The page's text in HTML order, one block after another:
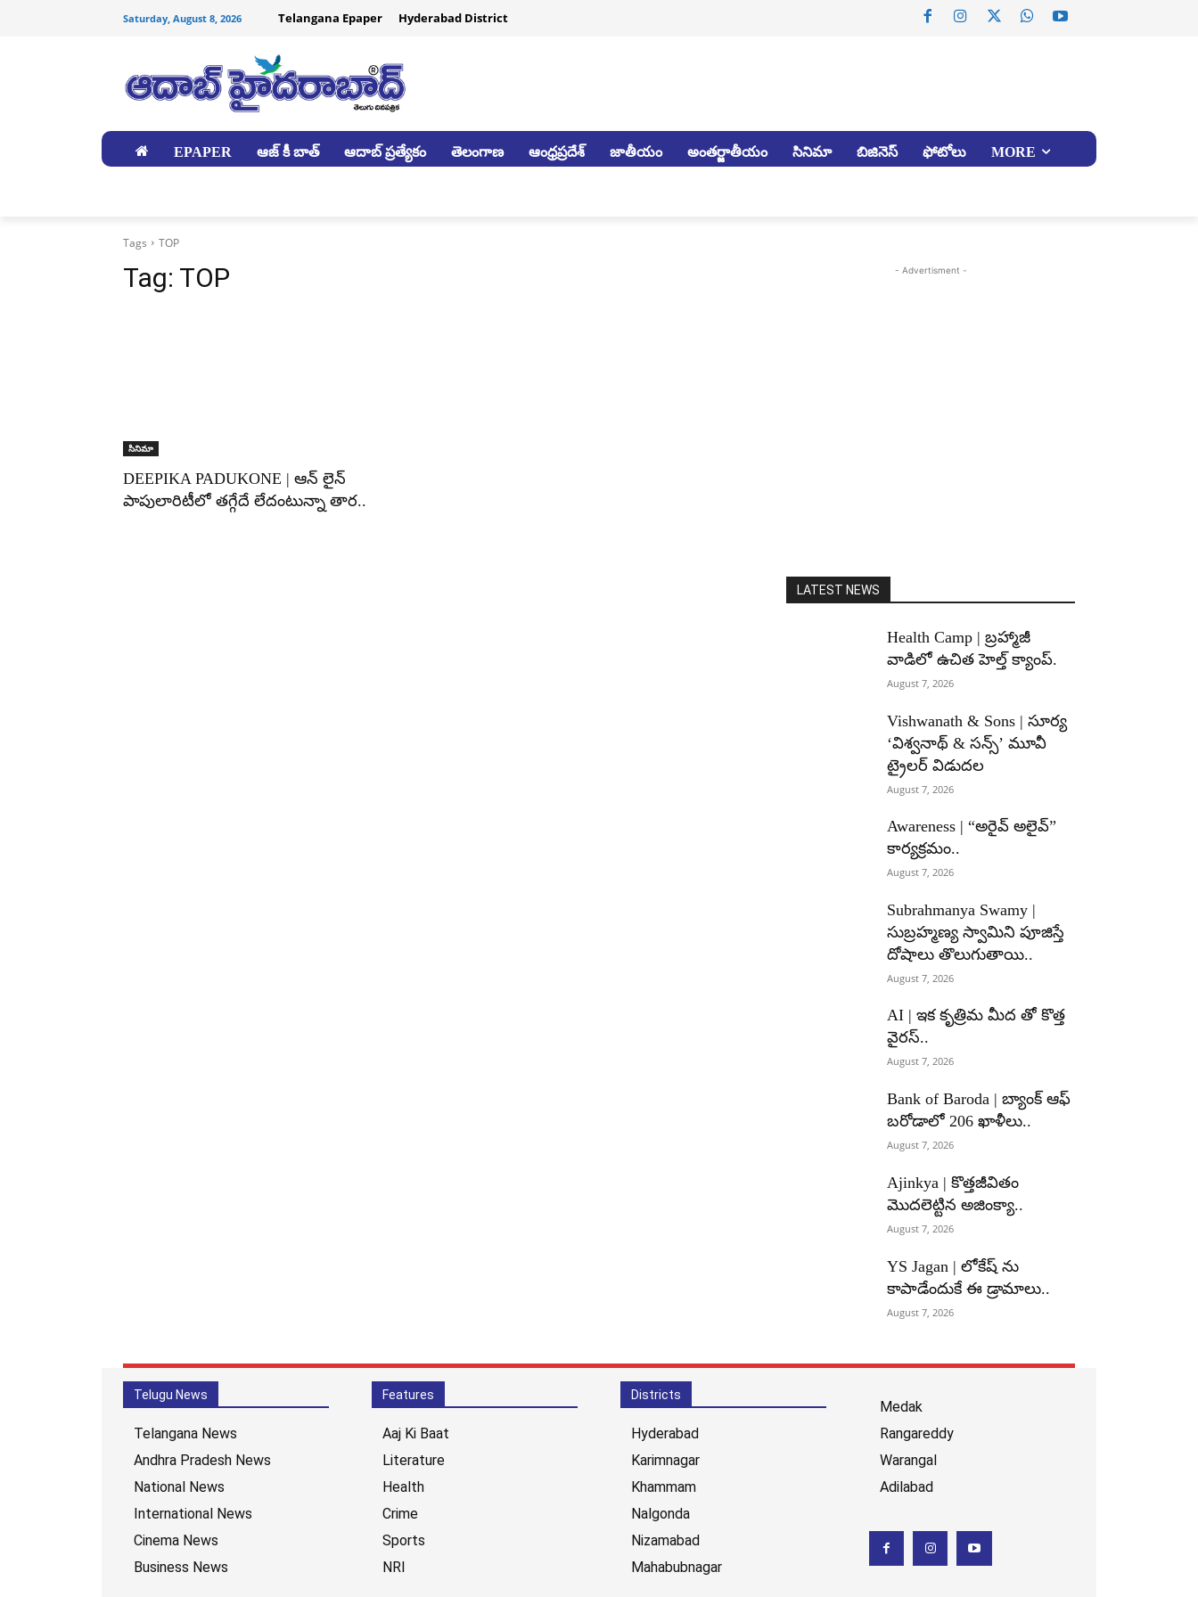
Saturday, August 8, 2026 Telangana Epaper Hyderabad District
EPAPER ఆజ్ కీ బాత్ ఆదాబ్ ప్రత్యేకం తెలంగాణ ఆంధ్రప్రదేశ్ జాతీయం అంతర్జాతీయం సినిమా బిజినెస్ ఫోటోలు MORE
Tags TOP
Tag: TOP
సినిమా
DEEPIKA PADUKONE | ఆన్ లైన్
పాపులారిటీలో తగ్గేదే లేదంటున్నా తార..
- Advertisment -
LATEST NEWS
Health Camp | బ్రహ్మాజీ
వాడిలో ఉచిత హెల్త్ క్యాంప్.
August 7, 2026
Vishwanath & Sons | సూర్య
‘విశ్వనాథ్ & సన్స్’ మూవీ
ట్రైలర్ విడుదల
August 7, 2026
Awareness | “అరైవ్ అలైవ్”
కార్యక్రమం..
August 7, 2026
Subrahmanya Swamy |
సుబ్రహ్మణ్య స్వామిని పూజిస్తే
దోషాలు తొలుగుతాయి..
August 7, 2026
AI | ఇక కృత్రిమ మీద తో కొత్త
వైరస్..
August 7, 2026
Bank of Baroda | బ్యాంక్‌ ఆఫ్‌
బరోడాలో 206 ఖాళీలు..
August 7, 2026
Ajinkya | కొత్తజీవితం
మొదలెట్టిన అజింక్యా..
August 7, 2026
YS Jagan | లోకేష్ ను
కాపాడేందుకే ఈ డ్రామాలు..
August 7, 2026
Telugu News
Telangana News
Andhra Pradesh News
National News
International News
Cinema News
Business News
Features
Aaj Ki Baat
Literature
Health
Crime
Sports
NRI
Districts
Hyderabad
Karimnagar
Khammam
Nalgonda
Nizamabad
Mahabubnagar
Medak
Rangareddy
Warangal
Adilabad